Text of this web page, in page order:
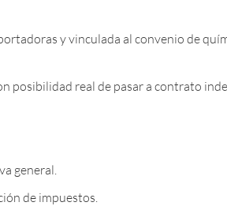
y vinculada al convenio de
posibilidad real de pasar a contrato
general.
de impuestos.